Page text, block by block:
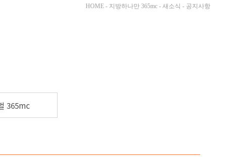
HOME - 지방하나만 365mc - 새소식 - 공지사항
365mc